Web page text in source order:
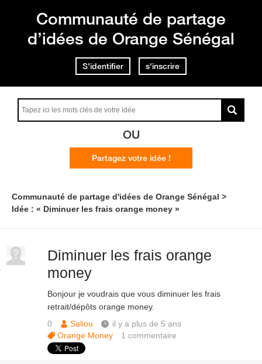
Communauté de partage
d’idées de Orange Sénégal
S'identifier s'inscrire
OU
Partagez votre idée !
Communauté de partage d'idées de Orange Sénégal
Idée : « Diminuer les frais orange money »
Diminuer les frais orange
money
Bonjour je voudrais que vous diminuer les frais
retrait/dépôts orange money.
0
Saliou
il y a plus de 5 ans
Orange Money
1commentaire